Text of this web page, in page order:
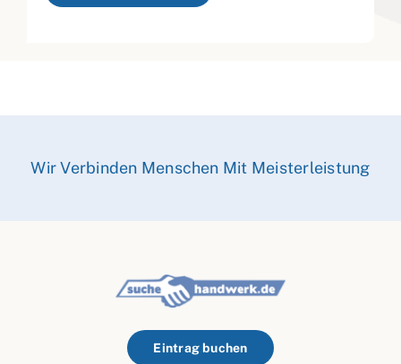
Wir Verbinden Menschen Mit Meisterleistung
Eintrag buchen